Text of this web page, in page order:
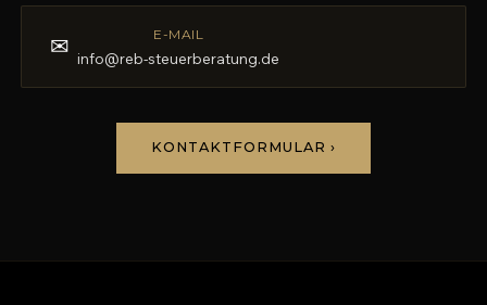
✉ E-MAIL
info@reb-steuerberatung.de
KONTAKTFORMULAR ›